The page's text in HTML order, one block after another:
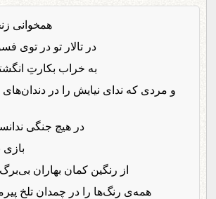
همخوانی
در تالار تو در توی
به خراب بکارتِ
و مردی که ندای نیایش را در
در هیچ جنگی
بازی
از رنگین کمان بهاران
همه‌ی رنگ‌ها را در چمدان تلخ